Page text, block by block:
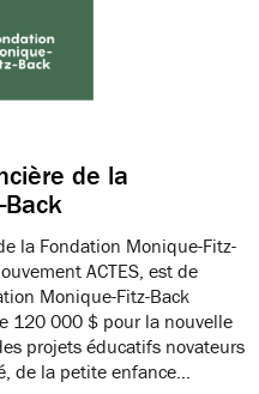
de la
la Fondation Monique-Fitz-
ACTES, est de
Monique-Fitz-Back
120 000 $ pour la nouvelle
projets éducatifs novateurs
de la petite enfance…